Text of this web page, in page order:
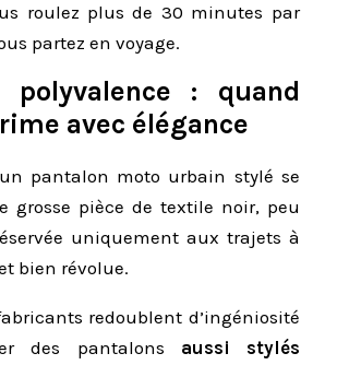
roulez plus de 30 minutes par
partez en voyage.
: quand
avec élégance
pantalon moto urbain stylé se
grosse pièce de textile noir, peu
uniquement aux trajets à
bien révolue.
redoublent d’ingéniosité
des pantalons aussi stylés